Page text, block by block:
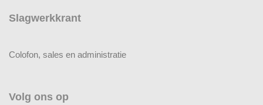
Slagwerkkrant
Colofon, sales en administratie
Volg ons op